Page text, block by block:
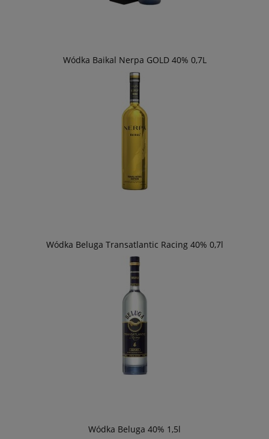
Wódka Baikal Nerpa GOLD 40% 0,7L
Wódka Beluga Transatlantic Racing 40% 0,7l
Wódka Beluga 40% 1,5l